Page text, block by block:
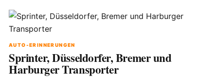
AUTO-ERINNERUNGEN
Sprinter, Düsseldorfer, Bremer und
Harburger Transporter